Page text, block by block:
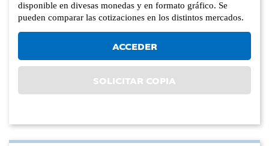
disponible en divesas monedas y en formato gráfico. Se
pueden comparar las cotizaciones en los distintos mercados.
ACCEDER
SOLICITAR COPIA